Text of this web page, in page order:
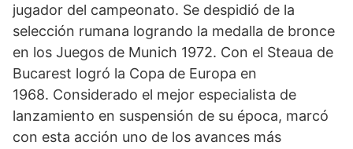
jugador del campeonato. Se despidió de la
selección rumana logrando la medalla de bronce
en los Juegos de Munich 1972. Con el Steaua de
Bucarest logró la Copa de Europa en
1968. Considerado el mejor especialista de
lanzamiento en suspensión de su época, marcó
con esta acción uno de los avances más